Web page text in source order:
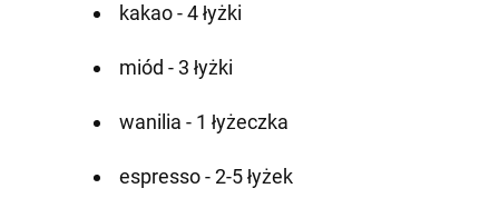
kakao - 4 łyżki
miód - 3 łyżki
wanilia - 1 łyżeczka
espresso - 2-5 łyżek